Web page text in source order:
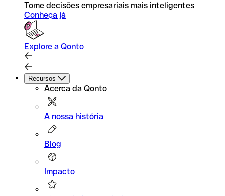
Tome decisões empresariais mais inteligentes
Conheça já
Explore a Qonto
Recursos
Acerca da Qonto
A nossa história
Blog
Impacto